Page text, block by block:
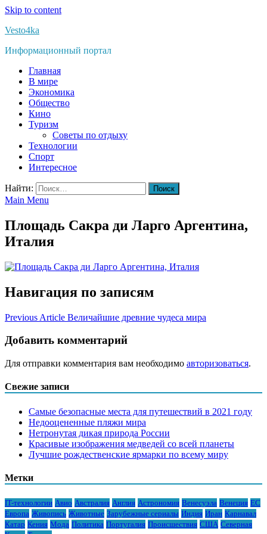
Skip to content
Vesto4ka
Информационный портал
Главная
В мире
Экономика
Общество
Кино
Туризм
Советы по отдыху
Технологии
Спорт
Интересное
Найти:
Main Menu
Площадь Сакра ди Ларго Аргентина,
Италия
Навигация по записям
Previous Article Величайшие древние чудеса мира
Добавить комментарий
Для отправки комментария вам необходимо авторизоваться.
Свежие записи
Самые безопасные места для путешествий в 2021 году
Недооцененные пляжи мира
Нетронутая дикая природа России
Красивые изображения медведей со всей планеты
Лучшие рождественские ярмарки по всему миру
Метки
IT-технологии Авио Австралия Англия Астрономия Венесуэла Венеция ЕС
Европа Живопись Животные Зарубежные сериалы Индия Иран Карнавал
Катар Кения Мода Политика Португалия Происшествия США Северная